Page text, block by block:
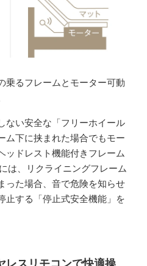
乗るフレームとモーター可動
ない安全な「フリーホイール
ム下に挟まれた場合でもモー
ッドレスト機能付きフレーム
は、リクライニングフレーム
った場合、音で危険を知らせ
止する「停止式安全機能」を
レスリモコンで快適操